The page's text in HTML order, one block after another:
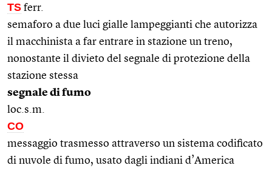
TS ferr.
semaforo a due luci gialle lampeggianti che autorizza
il macchinista a far entrare in stazione un treno,
nonostante il divieto del segnale di protezione della
stazione stessa
segnale di fumo
loc.s.m.
CO
messaggio trasmesso attraverso un sistema codificato
di nuvole di fumo, usato dagli indiani d’America